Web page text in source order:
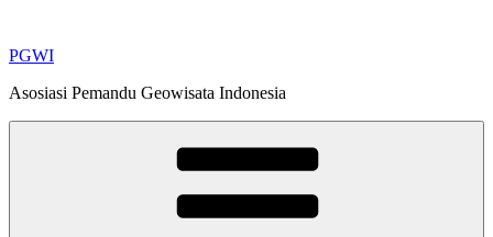
content
PGWI
Asosiasi Pemandu Geowisata Indonesia